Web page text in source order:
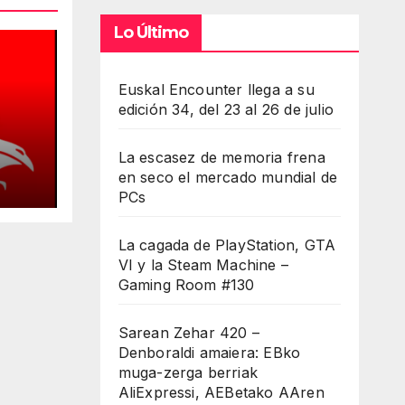
Lo Último
Euskal Encounter llega a su
edición 34, del 23 al 26 de julio
La escasez de memoria frena
en seco el mercado mundial de
PCs
La cagada de PlayStation, GTA
VI y la Steam Machine –
Gaming Room #130
Sarean Zehar 420 –
Denboraldi amaiera: EBko
muga-zerga berriak
AliExpressi, AEBetako AAren